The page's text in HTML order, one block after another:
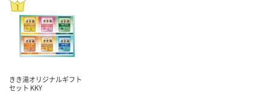
きき湯オリジナルギフト
セット KKY